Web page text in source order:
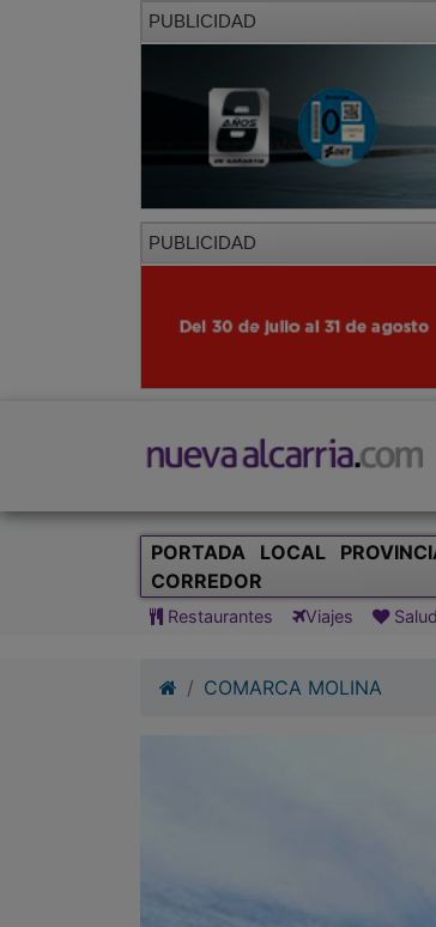
PUBLICIDAD
PUBLICIDAD
PORTADA LOCAL
CORREDOR
Restaurantes Viajes
COMARCA MOLINA